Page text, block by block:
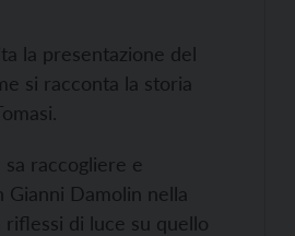
la presentazione del
si racconta la storia
raccogliere e
Gianni Damolin nella
riflessi di luce su quello